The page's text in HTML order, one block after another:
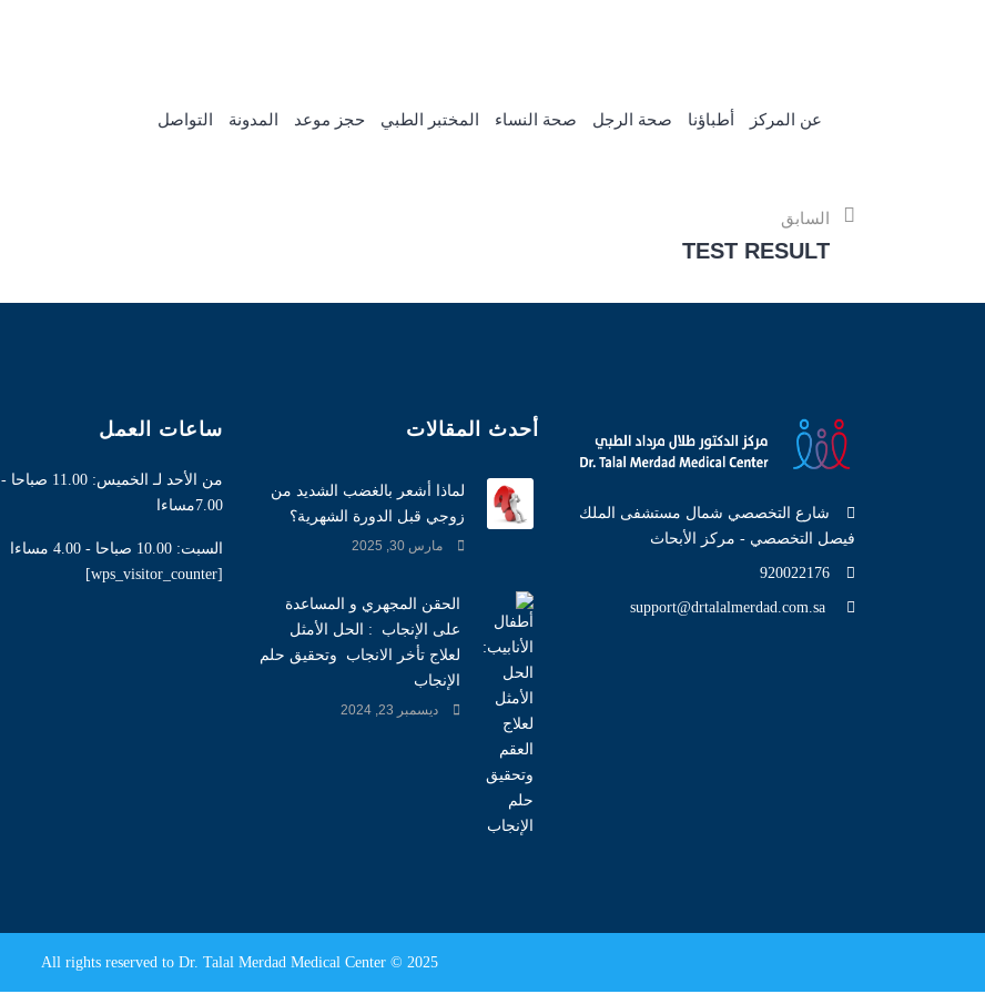
عن المركز أطباؤنا صحة الرجل صحة النساء المختبر الطبي حجز موعد المدونة التواصل
السابق
TEST RESULT
شارع التخصصي شمال مستشفى الملك
فيصل التخصصي - مركز الأبحاث
920022176
أحدث المقالات
لماذا أشعر بالغضب الشديد من
زوجي قبل الدورة الشهرية؟
مارس 30, 2025
الحقن المجهري و المساعدة
على الإنجاب : الحل الأمثل
لعلاج تأخر الانجاب وتحقيق حلم
الإنجاب
ديسمبر 23, 2024
ساعات العمل
من الأحد لـ الخميس: 11.00 صباحا -
7.00مساءا
السبت: 10.00 صباحا - 4.00 مساءا
[wps_visitor_counter]
All rights reserved to Dr. Talal Merdad Medical Center © 2025